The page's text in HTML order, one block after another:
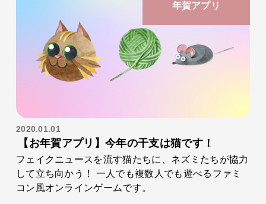
年賀アプリ
2020.01.01
【お年賀アプリ】今年の干支は猫です！
フェイクニュースを流す猫たちに、ネズミたちが協力
して立ち向かう！ 一人でも複数人でも遊べるファミ
コン風オンラインゲームです。